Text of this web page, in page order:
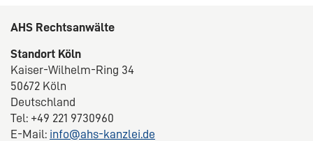
AHS Rechtsanwälte
Standort Köln
Kaiser-Wilhelm-Ring 34
50672 Köln
Deutschland
Tel: +49 221 9730960
E-Mail: info@ahs-kanzlei.de